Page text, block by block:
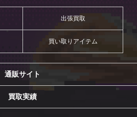
出張買取
買い取りアイテム
通販サイト
買取実績